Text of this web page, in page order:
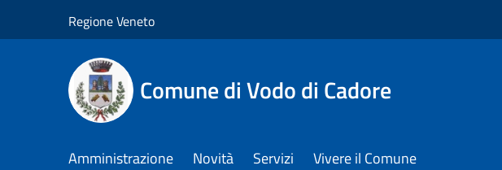
Regione Veneto
Comune di Vodo di Cadore
Amministrazione Novità Servizi Vivere il Comune